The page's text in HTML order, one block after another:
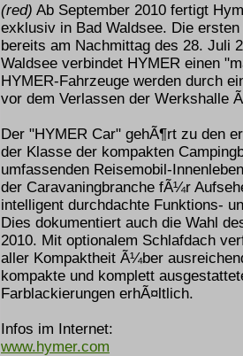
(red) Ab September 2010 fertigt
exklusiv in Bad Waldsee. Die
bereits am Nachmittag des 28. Juli
Waldsee verbindet HYMER einen
HYMER-Fahrzeuge werden durch
vor dem Verlassen der Werkshalle
Der "HYMER Car" gehÃ¶rt zu den
der Klasse der kompakten
umfassenden Reisemobil-
der Caravaningbranche fÃ¼r
intelligent durchdachte Funktions-
Dies dokumentiert auch die Wahl
2010. Mit optionalem Schlafdach
aller Kompaktheit Ã¼ber
kompakte und komplett
Farblackierungen erhÃ¤ltlich.
Infos im Internet:
www.hymer.com